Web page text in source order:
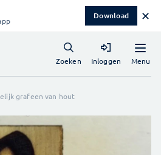
Download ✕
Menu
Zoeken Inloggen
grafeen van hout